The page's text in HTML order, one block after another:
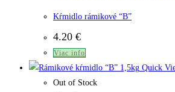
Kŕmidlo rámikové “B”
4.20 €
Viac info
Quick
Out of Stock